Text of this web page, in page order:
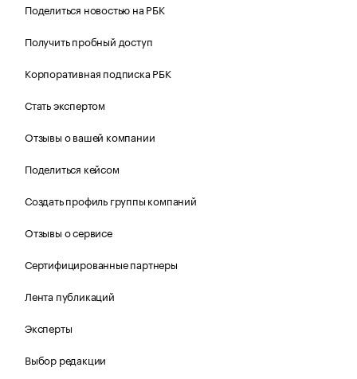
Поделиться новостью на РБК
Получить пробный доступ
Корпоративная подписка РБК
Стать экспертом
Отзывы о вашей компании
Поделиться кейсом
Создать профиль группы компаний
Отзывы о сервисе
Сертифицированные партнеры
Лента публикаций
Эксперты
Выбор редакции